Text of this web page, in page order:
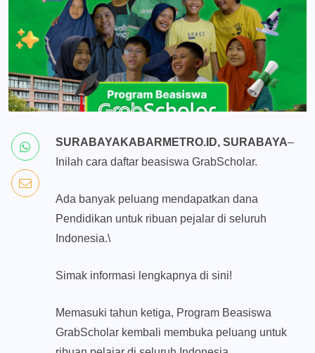
SURABAYAKABARMETRO.ID, SURABAYA–
Inilah cara daftar beasiswa GrabScholar.
Ada banyak peluang mendapatkan dana
Pendidikan untuk ribuan pejalar di seluruh
Indonesia.\
Simak informasi lengkapnya di sini!
Memasuki tahun ketiga, Program Beasiswa
GrabScholar kembali membuka peluang untuk